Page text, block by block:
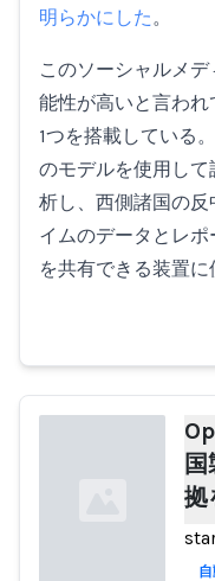
明らかにした。
このソーシャルメ
能性が高いと言わ
1つを搭載している
のモデルを使用し
析し、西側諸国の
イムのデータとレ
を共有できる装置
拠